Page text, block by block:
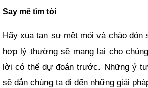
Say mê tìm tòi
Hãy xua tan sự mệt mỏi và chào đón
hợp lý thường sẽ mang lại cho
lời có thể dự đoán trước. Những ý
sẽ dẫn chúng ta đi đến những giải